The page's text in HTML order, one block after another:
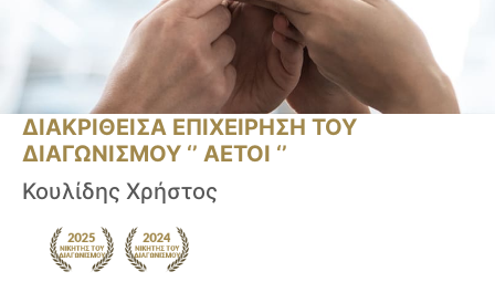
ΔΙΑΚΡΙΘΕΙΣΑ ΕΠΙΧΕΙΡΗΣΗ ΤΟΥ
ΔΙΑΓΩΝΙΣΜΟΥ ‘’ ΑΕΤΟΙ ‘’
Κουλίδης Χρήστος